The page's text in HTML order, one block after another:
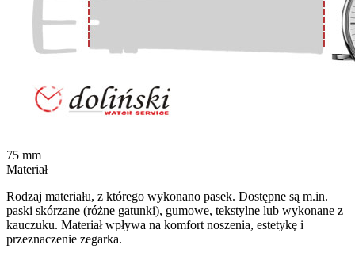
75 mm
Materiał
Rodzaj materiału, z którego wykonano pasek. Dostępne są m.in.
paski skórzane (różne gatunki), gumowe, tekstylne lub wykonane z
kauczuku. Materiał wpływa na komfort noszenia, estetykę i
przeznaczenie zegarka.